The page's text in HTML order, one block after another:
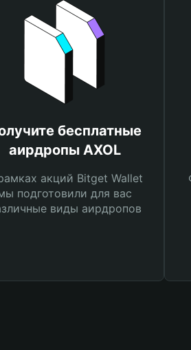
бесплатные
аирдропы AXOL
акций Bitget Wallet
подготовили для вас
виды аирдропов